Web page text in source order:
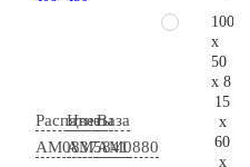
Распятие
AM0837
Цветы
AM5841
Ваза
AM0880
100
x
50
x 8
15
x
60
x